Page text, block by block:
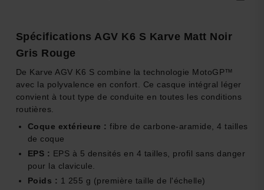
Spécifications AGV K6 S Karve Matt Noir
Gris Rouge
De Karve AGV K6 S combine la technologie MotoGP™
avec la polyvalence en confort. Ce casque intégral léger
convient à tout type de conduite en toutes les conditions
routières.
Coque extérieure : fibre de carbone-aramide, 4 tailles
de coque
EPS : EPS à 5 densités en 4 tailles, profil sans danger
pour la clavicule.
Poids : 1 255 g (première taille de l'échelle)